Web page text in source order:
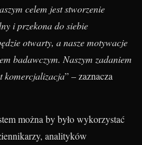
celem jest stworzenie
i przekona do siebie
otwarty, a nasze motywacje
badawczym. Naszym zadaniem
komercjalizacja” – zaznacza
można by było wykorzystać
analityków